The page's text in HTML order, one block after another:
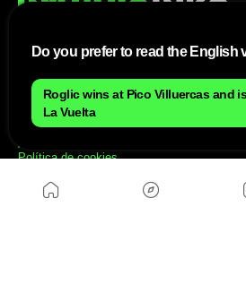
NOSOTROS
Mapa del sitio
Aviso Legal
Anúnciate con nosotros
Política de cookies
Contacto
Trabaja con nosotros
Do you prefer to read the English
Roglic wins at Pico Villuercas and
La Vuelta